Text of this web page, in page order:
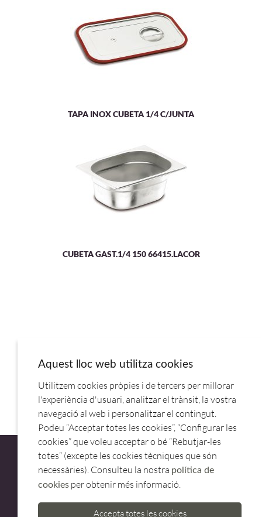
TAPA INOX CUBETA 1/4 C/JUNTA
CUBETA GAST.1/4 150 66415.LACOR
CUBETA GAST.2/8 15CM INOX 5BA28150.PINTI
ATENCIÓ AL CLIENT
Aquest lloc web utilitza cookies
Utilitzem cookies pròpies i de tercers per millorar
l'experiència d'usuari, analitzar el trànsit, la vostra
navegació al web i personalitzar el contingut.
Podeu “Acceptar totes les cookies”, “Configurar les
cookies” que voleu acceptar o bé “Rebutjar-les
totes” (excepte les cookies tècniques que són
necessàries). Consulteu la nostra política de
cookies per obtenir més informació.
Accepta totes les cookies